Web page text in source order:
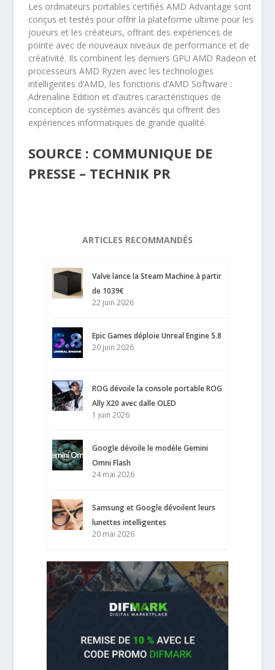
Les ordinateurs portables certifiés AMD Advantage sont
conçus et testés pour offrir la plateforme ultime pour les
joueurs et les créateurs, offrant des expériences de
pointe avec de nouveaux niveaux de performance et de
créativité. Ils combinent les derniers GPU AMD Radeon et
processeurs AMD Ryzen avec les technologies
intelligentes d’AMD, les fonctions d’AMD Software :
Adrenaline Edition et d’autres caractéristiques de
conception de systèmes avancés qui offrent des
expériences informatiques de grande qualité.
SOURCE : COMMUNIQUE DE
PRESSE – TECHNIK PR
ARTICLES RECOMMANDÉS
Valve lance la Steam Machine à partir
de 1039€
22 juin 2026
Epic Games déploie Unreal Engine 5.8
20 juin 2026
ROG dévoile la console portable ROG
Ally X20 avec dalle OLED
1 juin 2026
Google dévoile le modèle Gemini
Omni Flash
24 mai 2026
Samsung et Google dévoilent leurs
lunettes intelligentes
20 mai 2026